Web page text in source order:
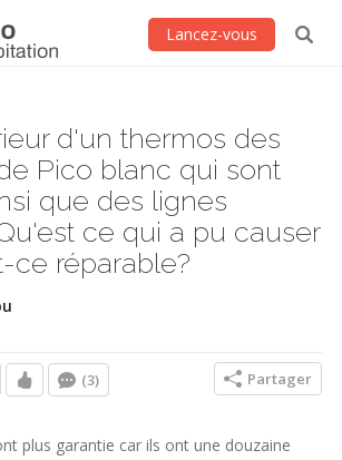
Lancez-vous
d'un thermos des
Pico blanc qui sont
que des lignes
ce qui a pu causer
ce réparable?
(3) Partager
plus garantie car ils ont une douzaine